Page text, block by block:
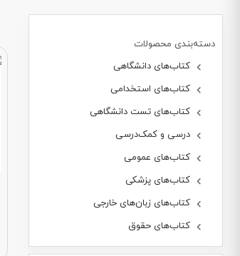
دسته‌بندی محصولات
کتاب‌های دانشگاهی
کتاب‌های استخدامی
کتاب‌های تست دانشگاهی
درسی و کمک‌درسی
کتاب‌های عمومی
کتاب‌های پزشکی
کتاب‌های زبان‌های خارجی
کتاب‌های حقوق